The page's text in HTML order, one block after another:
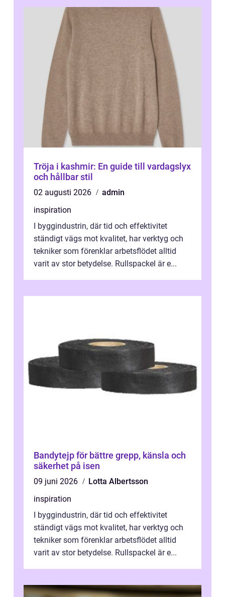
Tröja i kashmir: En guide till vardagslyx
och hållbar stil
02 augusti 2026
admin
inspiration
I byggindustrin, där tid och effektivitet
ständigt vägs mot kvalitet, har verktyg och
tekniker som förenklar arbetsflödet alltid
varit av stor betydelse. Rullspackel är e...
Bandytejp för bättre grepp, känsla och
säkerhet på isen
09 juni 2026
Lotta Albertsson
inspiration
I byggindustrin, där tid och effektivitet
ständigt vägs mot kvalitet, har verktyg och
tekniker som förenklar arbetsflödet alltid
varit av stor betydelse. Rullspackel är e...